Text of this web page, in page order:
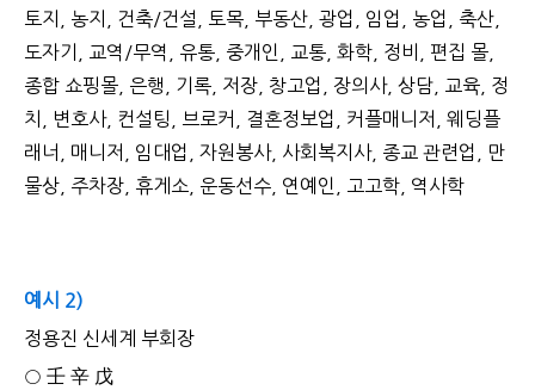
토지, 농지, 건축/건설, 토목, 부동산, 광업, 임업, 농업, 축산,
도자기, 교역/무역, 유통, 중개인, 교통, 화학, 정비, 편집 몰,
종합 쇼핑몰, 은행, 기록, 저장, 창고업, 장의사, 상담, 교육, 정
치, 변호사, 컨설팅, 브로커, 결혼정보업, 커플매니저, 웨딩플
래너, 매니저, 임대업, 자원봉사, 사회복지사, 종교 관련업, 만
물상, 주차장, 휴게소, 운동선수, 연예인, 고고학, 역사학
예시 2)
정용진 신세계 부회장
○ 壬 辛 戊